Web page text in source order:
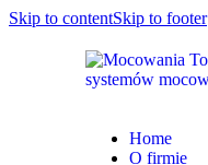
Skip to contentSkip to footer
Home
O firmie